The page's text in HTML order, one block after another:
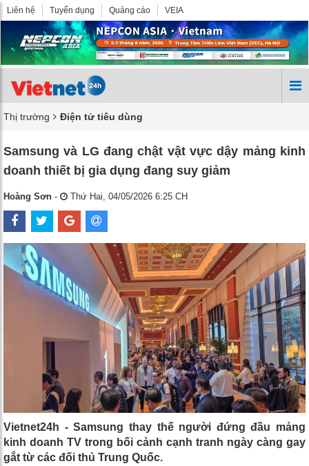
Liên hệ Tuyển dụng Quảng cáo VEIA
Thị trường Điện tử tiêu dùng
Samsung và LG đang chật vật vực dậy mảng kinh
doanh thiết bị gia dụng đang suy giảm
Hoàng Sơn - Thứ Hai, 04/05/2026 6:25 CH
Vietnet24h - Samsung thay thế người đứng đầu mảng
kinh doanh TV trong bối cảnh cạnh tranh ngày càng gay
gắt từ các đối thủ Trung Quốc.